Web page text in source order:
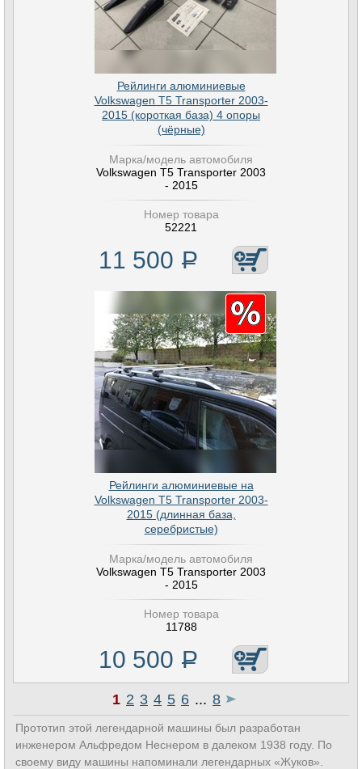
Рейлинги алюминиевые
Volkswagen T5 Transporter 2003-
2015 (короткая база) 4 опоры
(чёрные)
Марка/модель автомобиля
Volkswagen T5 Transporter 2003
- 2015
Номер товара
52221
11 500 Р
Рейлинги алюминиевые на
Volkswagen T5 Transporter 2003-
2015 (длинная база,
серебристые)
Марка/модель автомобиля
Volkswagen T5 Transporter 2003
- 2015
Номер товара
11788
10 500 Р
1 2 3 4 5 6 ... 8
Прототип этой легендарной машины был разработан
инженером Альфредом Неснером в далеком 1938 году. По
своему виду машины напоминали легендарных «Жуков».